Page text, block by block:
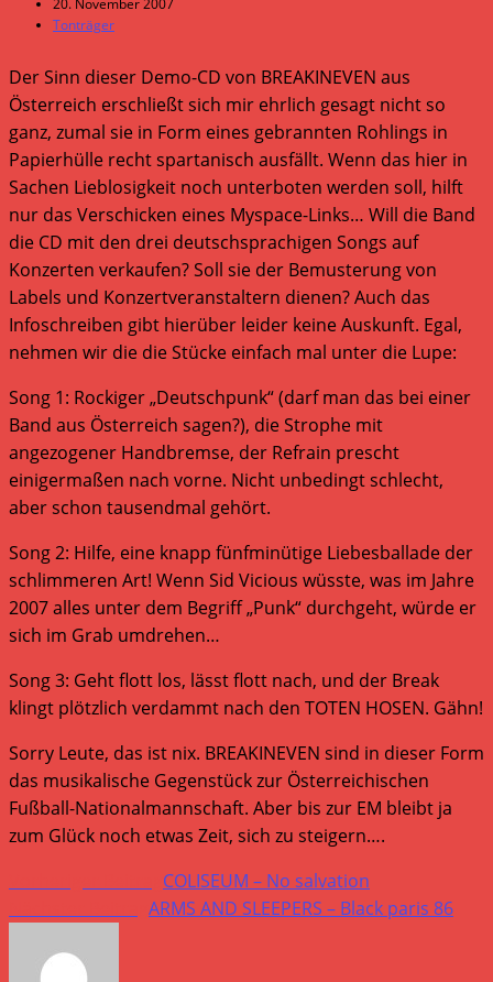
veröffentlicht:
Beitrags-
Tonträger
Der Sinn dieser Demo-CD von BREAKINEVEN aus
Österreich erschließt sich mir ehrlich gesagt nicht so
ganz, zumal sie in Form eines gebrannten Rohlings in
Papierhülle recht spartanisch ausfällt. Wenn das hier in
Sachen Lieblosigkeit noch unterboten werden soll, hilft
nur das Verschicken eines Myspace-Links… Will die Band
die CD mit den drei deutschsprachigen Songs auf
Konzerten verkaufen? Soll sie der Bemusterung von
Labels und Konzertveranstaltern dienen? Auch das
Infoschreiben gibt hierüber leider keine Auskunft. Egal,
nehmen wir die die Stücke einfach mal unter die Lupe:
Song 1: Rockiger „Deutschpunk“ (darf man das bei einer
Band aus Österreich sagen?), die Strophe mit
angezogener Handbremse, der Refrain prescht
einigermaßen nach vorne. Nicht unbedingt schlecht,
aber schon tausendmal gehört.
Song 2: Hilfe, eine knapp fünfminütige Liebesballade der
schlimmeren Art! Wenn Sid Vicious wüsste, was im Jahre
2007 alles unter dem Begriff „Punk“ durchgeht, würde er
sich im Grab umdrehen…
Song 3: Geht flott los, lässt flott nach, und der Break
klingt plötzlich verdammt nach den TOTEN HOSEN. Gähn!
Sorry Leute, das ist nix. BREAKINEVEN sind in dieser Form
das musikalische Gegenstück zur Österreichischen
Fußball-Nationalmannschaft. Aber bis zur EM bleibt ja
zum Glück noch etwas Zeit, sich zu steigern….
Weitere
Artikel
ansehen
COLISEUM – No salvation
ARMS AND SLEEPERS – Black paris 86